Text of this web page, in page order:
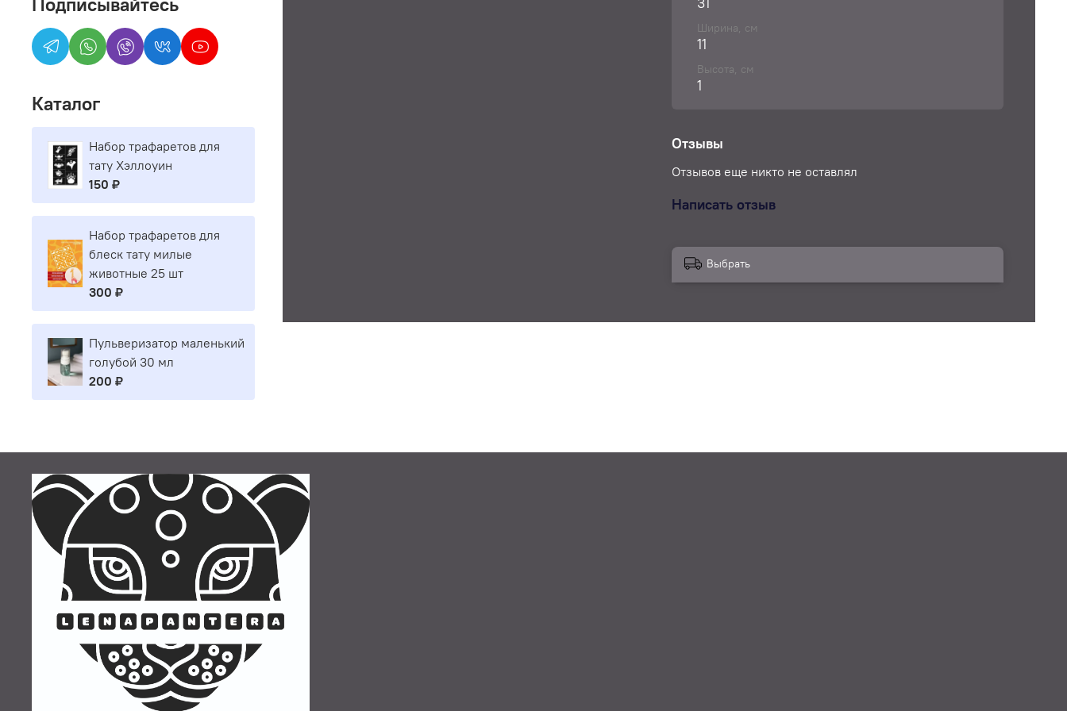
(телефон, ноутбук, руль в автомобиле и многое
другое)
Ширина, см
11
Высота, см
1
Отзывы
Отзывов еще никто не оставлял
Написать отзыв
Выбрать
Каталог
Набор трафаретов для
тату Хэллоуин
150 ₽
Набор трафаретов для
блеск тату милые
животные 25 шт
300 ₽
Пульверизатор маленький
голубой 30 мл
200 ₽